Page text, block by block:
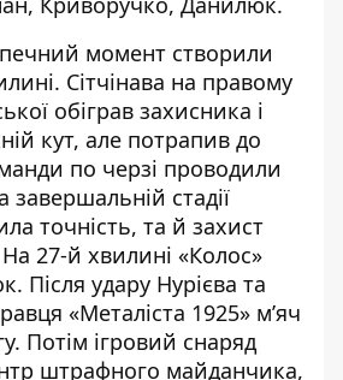
момент створили
Сітчінава на правому
обіграв захисника і
кут, але потрапив до
по черзі проводили
завершальній стадії
точність, та й захист
27-й хвилині «Колос»
Після удару Нурієва та
«Металіста 1925» м’яч
Потім ігровий снаряд
штрафного майданчика,